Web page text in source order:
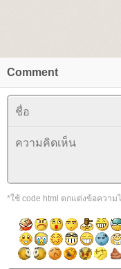
Comment
*ใช้ code html ตกแต่งข้อความ